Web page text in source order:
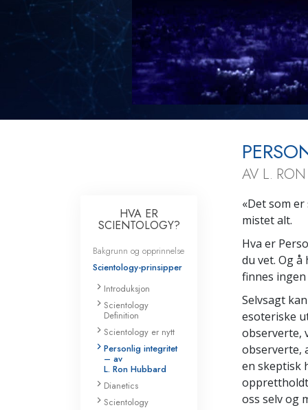
AV L.
«Det som
mistet alt.
Hva er
du vet. Og
finnes
Selvsagt
esoteriske
observerte,
observerte,
en skeptisk
opprettholdt
oss selv og
HVA ER
SCIENTOLOGY?
Bakgrunn og opprinnelse
Scientology-prinsipper
Introduksjon
Scientology
Definition
Scientology er nytt
Personlig integritet
– av
L. Ron Hubbard
Dianetics
Scientology